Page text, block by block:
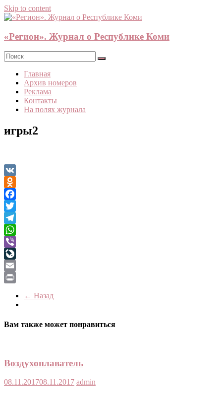
Skip to content
«Регион». Журнал о Республике Коми
Главная
Архив номеров
Реклама
Контакты
На полях журнала
игры2
VK
Odnoklassniki
Facebook
Twitter
Telegram
WhatsApp
Viber
LiveJournal
Email
← Назад
Вам также может понравиться
Воздухоплаватель
08.11.201708.11.2017 admin